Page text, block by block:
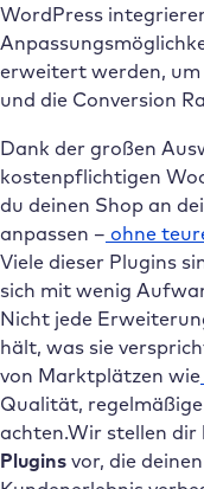
WordPress
erweitert werden, um
und die Conversion
Dank der großen
kostenpflichtigen
du deinen Shop an
anpassen – ohne
Viele dieser Plugins
sich mit wenig
Nicht jede
hält, was sie
von Marktplätzen wie
Qualität,
achten.Wir stellen dir
Plugins vor, die